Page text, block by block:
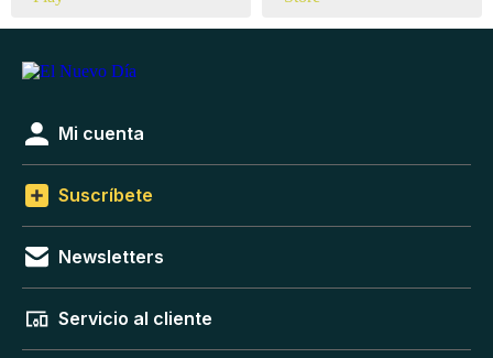
Mi cuenta
Suscríbete
Newsletters
Servicio al cliente